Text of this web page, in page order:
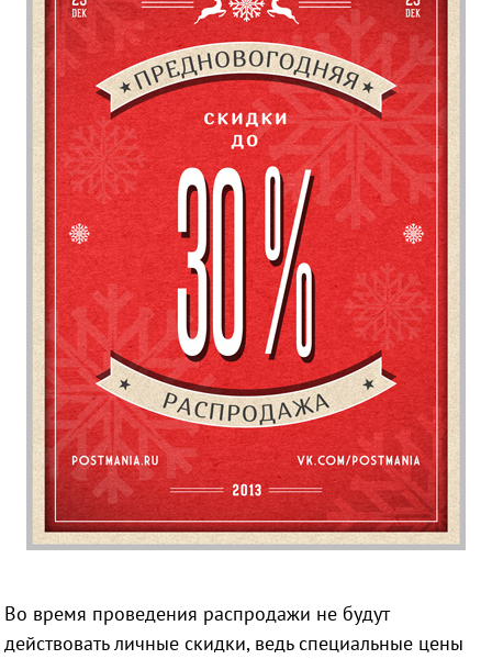
Во время проведения распродажи не будут
действовать личные скидки, ведь специальные цены